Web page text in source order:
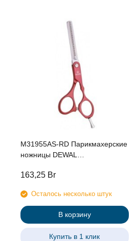
M31955AS-RD Парикмахерские
ножницы DEWAL
163,25 Br
Осталось несколько штук
В корзину
Купить в 1 клик